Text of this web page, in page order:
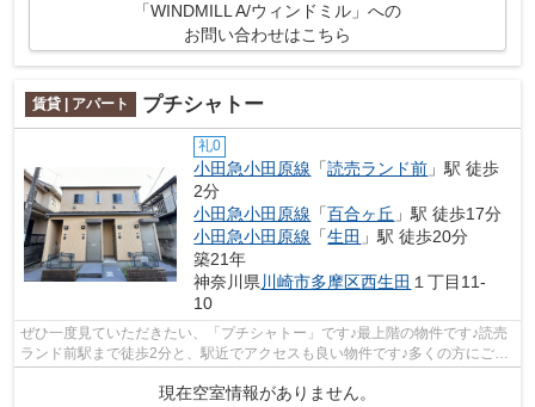
「WINDMILL A/ウィンドミル」への
お問い合わせはこちら
賃貸 | アパート プチシャトー
礼0
小田急小田原線 「読売ランド前 」駅 徒歩
2分
小田急小田原線 「百合ヶ丘 」駅 徒歩17分
小田急小田原線 「生田 」駅 徒歩20分
築21年
神奈川県 川崎市多摩区西生田 １丁目11-
10
ぜひ一度見ていただきたい、「プチシャトー」です♪最上階の物件です♪読売
ランド前駅まで徒歩2分と、駅近でアクセスも良い物件です♪多くの方にご好
評をいただいている、清潔感のある賃...
現在空室情報がありません。